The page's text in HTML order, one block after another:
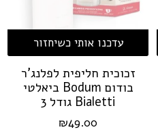
עדכנו אותי כשיחזור
זכוכית חליפית לפלנג'ר
בודום Bodum ביאלטי
Bialetti גודל 3
₪49.00